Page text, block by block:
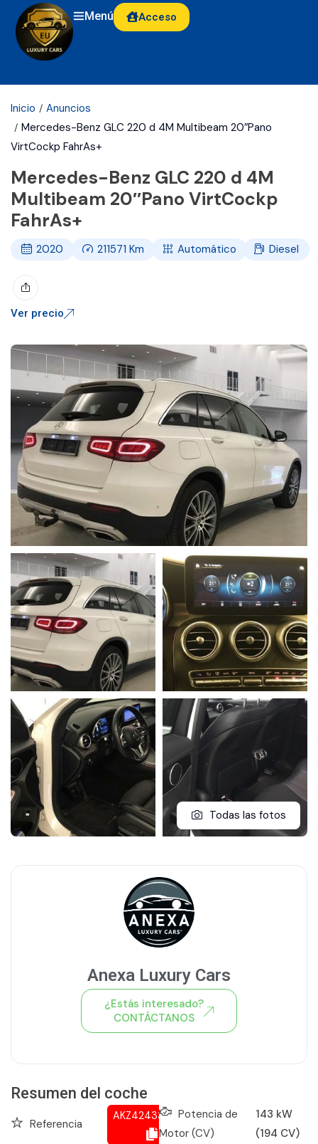
Menú Acceso
Inicio
Anuncios
Mercedes-Benz GLC 220 d 4M Multibeam 20″Pano
VirtCockp FahrAs+
Mercedes-Benz GLC 220 d 4M
Multibeam 20″Pano VirtCockp
FahrAs+
2020 211571 Km Automático Diesel
Ver precio
Todas las fotos
Resumen del coche
Referencia
AKZ424335464Potencia de
Motor (CV)
143 kW
(194 CV)
Anexa Luxury Cars
¿Estás interesado?
CONTÁCTANOS